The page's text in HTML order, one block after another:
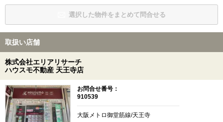
選択した物件をまとめて問合せる
取扱い店舗
株式会社エリアリサーチ
ハウスモ不動産 天王寺店
お問合せ番号：
910539
大阪メトロ御堂筋線/天王寺